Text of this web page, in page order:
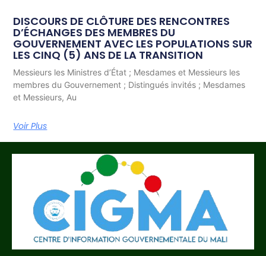
DISCOURS DE CLÔTURE DES RENCONTRES
D’ÉCHANGES DES MEMBRES DU
GOUVERNEMENT AVEC LES POPULATIONS SUR
LES CINQ (5) ANS DE LA TRANSITION
Messieurs les Ministres d’État ; Mesdames et Messieurs les
membres du Gouvernement ; Distingués invités ; Mesdames
et Messieurs, Au
Voir Plus